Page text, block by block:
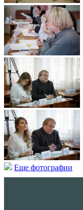
Еще фотографии